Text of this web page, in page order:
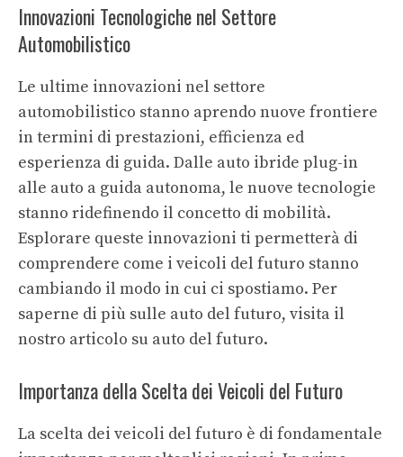
Innovazioni Tecnologiche nel Settore
Automobilistico
Le ultime innovazioni nel settore
automobilistico stanno aprendo nuove frontiere
in termini di prestazioni, efficienza ed
esperienza di guida. Dalle auto ibride plug-in
alle auto a guida autonoma, le nuove tecnologie
stanno ridefinendo il concetto di mobilità.
Esplorare queste innovazioni ti permetterà di
comprendere come i veicoli del futuro stanno
cambiando il modo in cui ci spostiamo. Per
saperne di più sulle auto del futuro, visita il
nostro articolo su auto del futuro.
Importanza della Scelta dei Veicoli del Futuro
La scelta dei veicoli del futuro è di fondamentale